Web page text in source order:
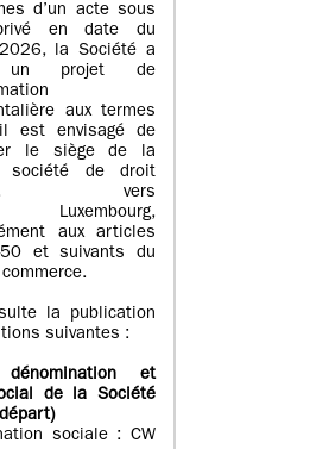
d’un acte sous
en date du
la Société a
un projet de
aux termes
est envisagé de
le siège de la
société de droit
vers
aux articles
et suivants du
la publication
suivantes :
dénomination et
de la Société
)
sociale : CW